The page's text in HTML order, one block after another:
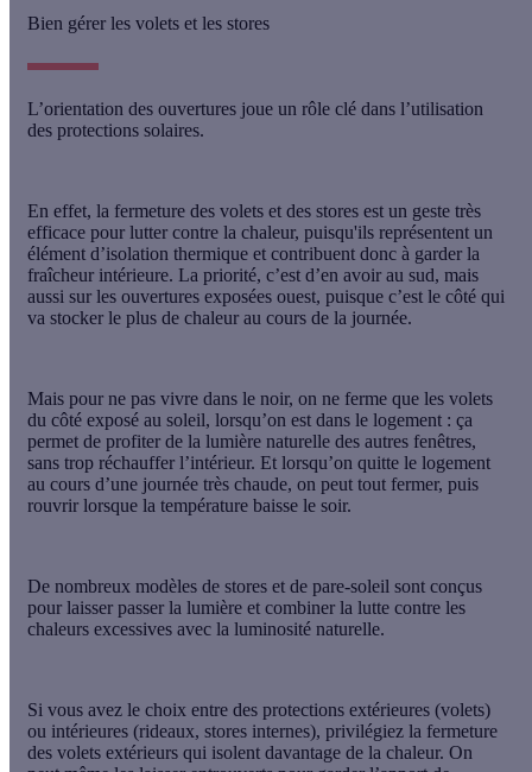
Bien gérer les volets et les stores
L’orientation des ouvertures joue un rôle clé dans l’utilisation
des protections solaires.
En effet, la fermeture des volets et des stores est un geste très
efficace pour lutter contre la chaleur, puisqu'ils représentent un
élément d’isolation thermique et contribuent donc à garder la
fraîcheur intérieure. La priorité, c’est d’en avoir au sud, mais
aussi sur les ouvertures exposées ouest, puisque c’est le côté qui
va stocker le plus de chaleur au cours de la journée.
Mais pour ne pas vivre dans le noir, on ne ferme que les volets
du côté exposé au soleil, lorsqu’on est dans le logement : ça
permet de profiter de la lumière naturelle des autres fenêtres,
sans trop réchauffer l’intérieur. Et lorsqu’on quitte le logement
au cours d’une journée très chaude, on peut tout fermer, puis
rouvrir lorsque la température baisse le soir.
De nombreux modèles de stores et de pare-soleil sont conçus
pour laisser passer la lumière et combiner la lutte contre les
chaleurs excessives avec la luminosité naturelle.
Si vous avez le choix entre des protections extérieures (volets)
ou intérieures (rideaux, stores internes), privilégiez la fermeture
des volets extérieurs qui isolent davantage de la chaleur. On